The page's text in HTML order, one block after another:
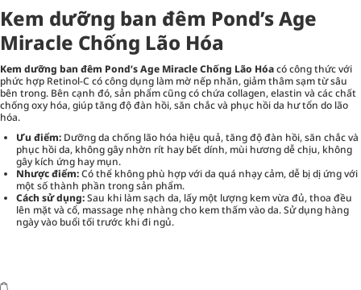
Kem dưỡng ban đêm Pond’s Age
Miracle Chống Lão Hóa
Kem dưỡng ban đêm Pond’s Age Miracle Chống Lão Hóacó công thức với
phức hợp Retinol-C có công dụng làm mờ nếp nhăn, giảm thâm sạm từ sâu
bên trong. Bên cạnh đó, sản phẩm cũng có chứa collagen, elastin và các chất
chống oxy hóa, giúp tăng độ đàn hồi, săn chắc và phục hồi da hư tổn do lão
hóa.
Ưu điểm: Dưỡng da chống lão hóa hiệu quả, tăng độ đàn hồi, săn chắc và
phục hồi da, không gây nhờn rít hay bết dính, mùi hương dễ chịu, không
gây kích ứng hay mụn.
Nhược điểm:Có thể không phù hợp với da quá nhạy cảm, dễ bị dị ứng với
một số thành phần trong sản phẩm.
Cách sử dụng:Sau khi làm sạch da, lấy một lượng kem vừa đủ, thoa đều
lên mặt và cổ, massage nhẹ nhàng cho kem thấm vào da. Sử dụng hàng
ngày vào buổi tối trước khi đi ngủ.